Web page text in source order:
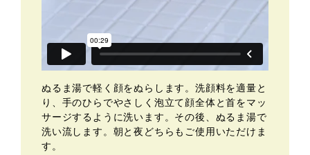
ぬるま湯で軽く顔をぬらします。洗顔料を適量と
り、手のひらでやさしく泡立て顔全体と首をマッ
サージするように洗います。その後、ぬるま湯で
洗い流します。朝と夜どちらもご使用いただけま
す。